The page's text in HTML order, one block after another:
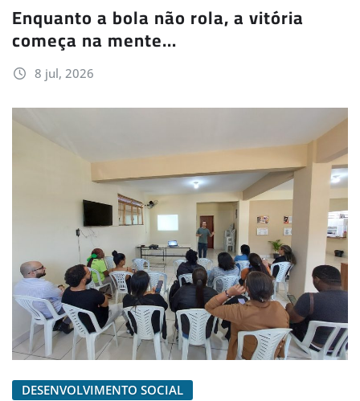
Enquanto a bola não rola, a vitória
começa na mente…
8 jul, 2026
DESENVOLVIMENTO SOCIAL